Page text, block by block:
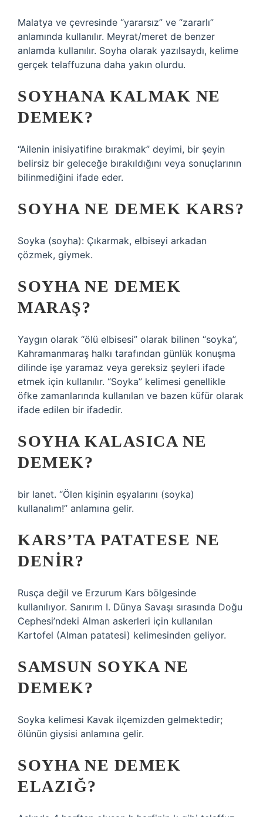
Malatya ve çevresinde “yararsız” ve “zararlı”
anlamında kullanılır. Meyrat/meret de benzer
anlamda kullanılır. Soyha olarak yazılsaydı, kelime
gerçek telaffuzuna daha yakın olurdu.
SOYHANA KALMAK NE
DEMEK?
“Ailenin inisiyatifine bırakmak” deyimi, bir şeyin
belirsiz bir geleceğe bırakıldığını veya sonuçlarının
bilinmediğini ifade eder.
SOYHA NE DEMEK KARS?
Soyka (soyha): Çıkarmak, elbiseyi arkadan
çözmek, giymek.
SOYHA NE DEMEK
MARAŞ?
Yaygın olarak “ölü elbisesi” olarak bilinen “soyka”,
Kahramanmaraş halkı tarafından günlük konuşma
dilinde işe yaramaz veya gereksiz şeyleri ifade
etmek için kullanılır. “Soyka” kelimesi genellikle
öfke zamanlarında kullanılan ve bazen küfür olarak
ifade edilen bir ifadedir.
SOYHA KALASICA NE
DEMEK?
bir lanet. “Ölen kişinin eşyalarını (soyka)
kullanalım!” anlamına gelir.
KARS’TA PATATESE NE
DENIR?
Rusça değil ve Erzurum Kars bölgesinde
kullanılıyor. Sanırım I. Dünya Savaşı sırasında Doğu
Cephesi’ndeki Alman askerleri için kullanılan
Kartofel (Alman patatesi) kelimesinden geliyor.
SAMSUN SOYKA NE
DEMEK?
Soyka kelimesi Kavak ilçemizden gelmektedir;
ölünün giysisi anlamına gelir.
SOYHA NE DEMEK
ELAZIĞ?